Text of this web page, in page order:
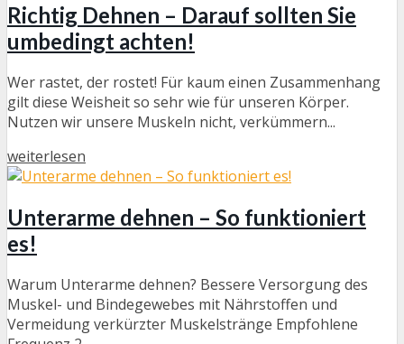
Richtig Dehnen – Darauf sollten Sie
umbedingt achten!
Wer rastet, der rostet! Für kaum einen Zusammenhang
gilt diese Weisheit so sehr wie für unseren Körper.
Nutzen wir unsere Muskeln nicht, verkümmern...
weiterlesen
Unterarme dehnen – So funktioniert
es!
Warum Unterarme dehnen? Bessere Versorgung des
Muskel- und Bindegewebes mit Nährstoffen und
Vermeidung verkürzter Muskelstränge Empfohlene